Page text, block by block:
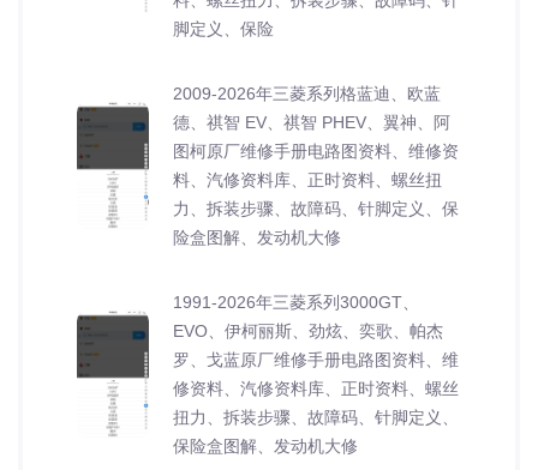
脚定义、保险
2009-2026年三菱系列格蓝迪、欧蓝
德、祺智 EV、祺智 PHEV、翼神、阿
图柯原厂维修手册电路图资料、维修资
料、汽修资料库、正时资料、螺丝扭
力、拆装步骤、故障码、针脚定义、保
险盒图解、发动机大修
1991-2026年三菱系列3000GT、
EVO、伊柯丽斯、劲炫、奕歌、帕杰
罗、戈蓝原厂维修手册电路图资料、维
修资料、汽修资料库、正时资料、螺丝
扭力、拆装步骤、故障码、针脚定义、
保险盒图解、发动机大修